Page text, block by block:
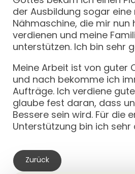
der Ausbildung sogar
Nähmaschine, die mir nun
verdienen und meine
unterstützen. Ich bin sehr
Meine Arbeit ist von guter
und nach bekomme ich
Aufträge. Ich verdiene
glaube fest daran, dass
Bessere sein wird. Für die
Unterstützung bin ich sehr
Zurück